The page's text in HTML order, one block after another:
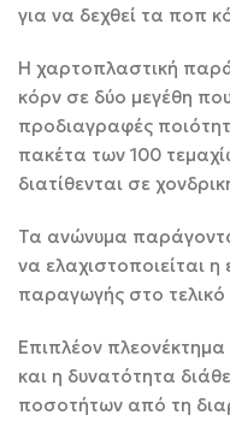
για να δεχθεί τα ποπ
Η χαρτοπλαστική
κόρν σε δύο μεγέθη
προδιαγραφές
πακέτα των 100
διατίθενται σε
Τα ανώνυμα
να ελαχιστοποιείται
παραγωγής στο τελικό
Επιπλέον
και η δυνατότητα
ποσοτήτων από τη